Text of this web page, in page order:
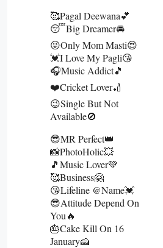
🥰Pagal Deewana💕
😴Big Dreamer🚘
😜Only Mom Masti😍
💓I Love My Pagli😘
🎧Music Addict🎵
❤️Cricket Lover🏏
😉Single But Not
Available🚫
😎MR Perfect👑
📸PhotoHolic💥
🎵Music Lover💚
🥰Business🤗
😘Lifeline @name💓
😎Attitude Depend On
You🔥
🎂Cake Kill On 16
January🍰